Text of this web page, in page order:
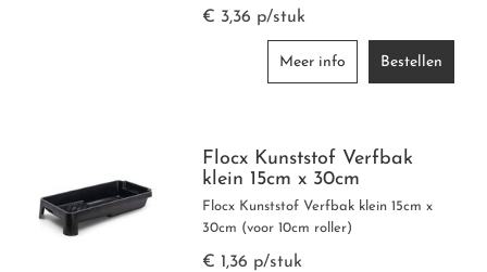
€ 3,36 p/stuk
Meer info Bestellen
Flocx Kunststof Verfbak
klein 15cm x 30cm
Flocx Kunststof Verfbak klein 15cm x
30cm (voor 10cm roller)
€ 1,36 p/stuk